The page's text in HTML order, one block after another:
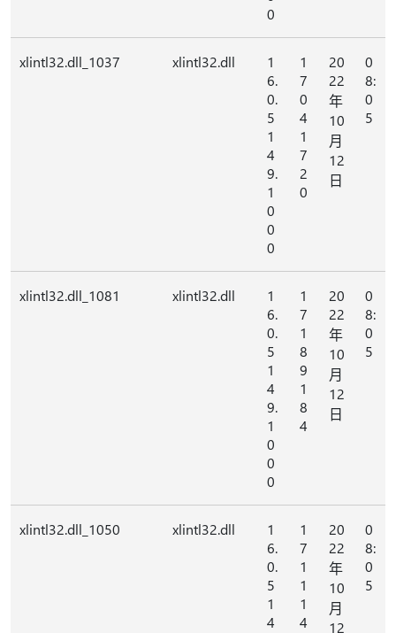
0
xlintl32.dll_1037 xlintl32.dll
1
6.
0.
5
1
4
9.
1
0
0
0
1
7
0
4
1
7
2
0
20
22
年
10
月
12
日
0
8:
0
5
xlintl32.dll_1081 xlintl32.dll
1
6.
0.
5
1
4
9.
1
0
0
0
1
7
1
8
9
1
8
4
20
22
年
10
月
12
日
0
8:
0
5
xlintl32.dll_1050 xlintl32.dll
1
6.
0.
5
1
4
1
7
1
1
1
4
20
22
年
10
月
12
0
8:
0
5